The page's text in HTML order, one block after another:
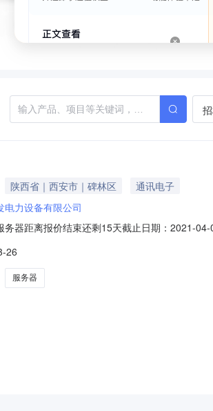
陕西省｜西安市｜碑林区
通讯电子
电力设备有限公司
务器距离报价结束还剩15天截止日期：2021-
线器HUB2台通信速率：300BPS-115.2KBPS工
26
服务器